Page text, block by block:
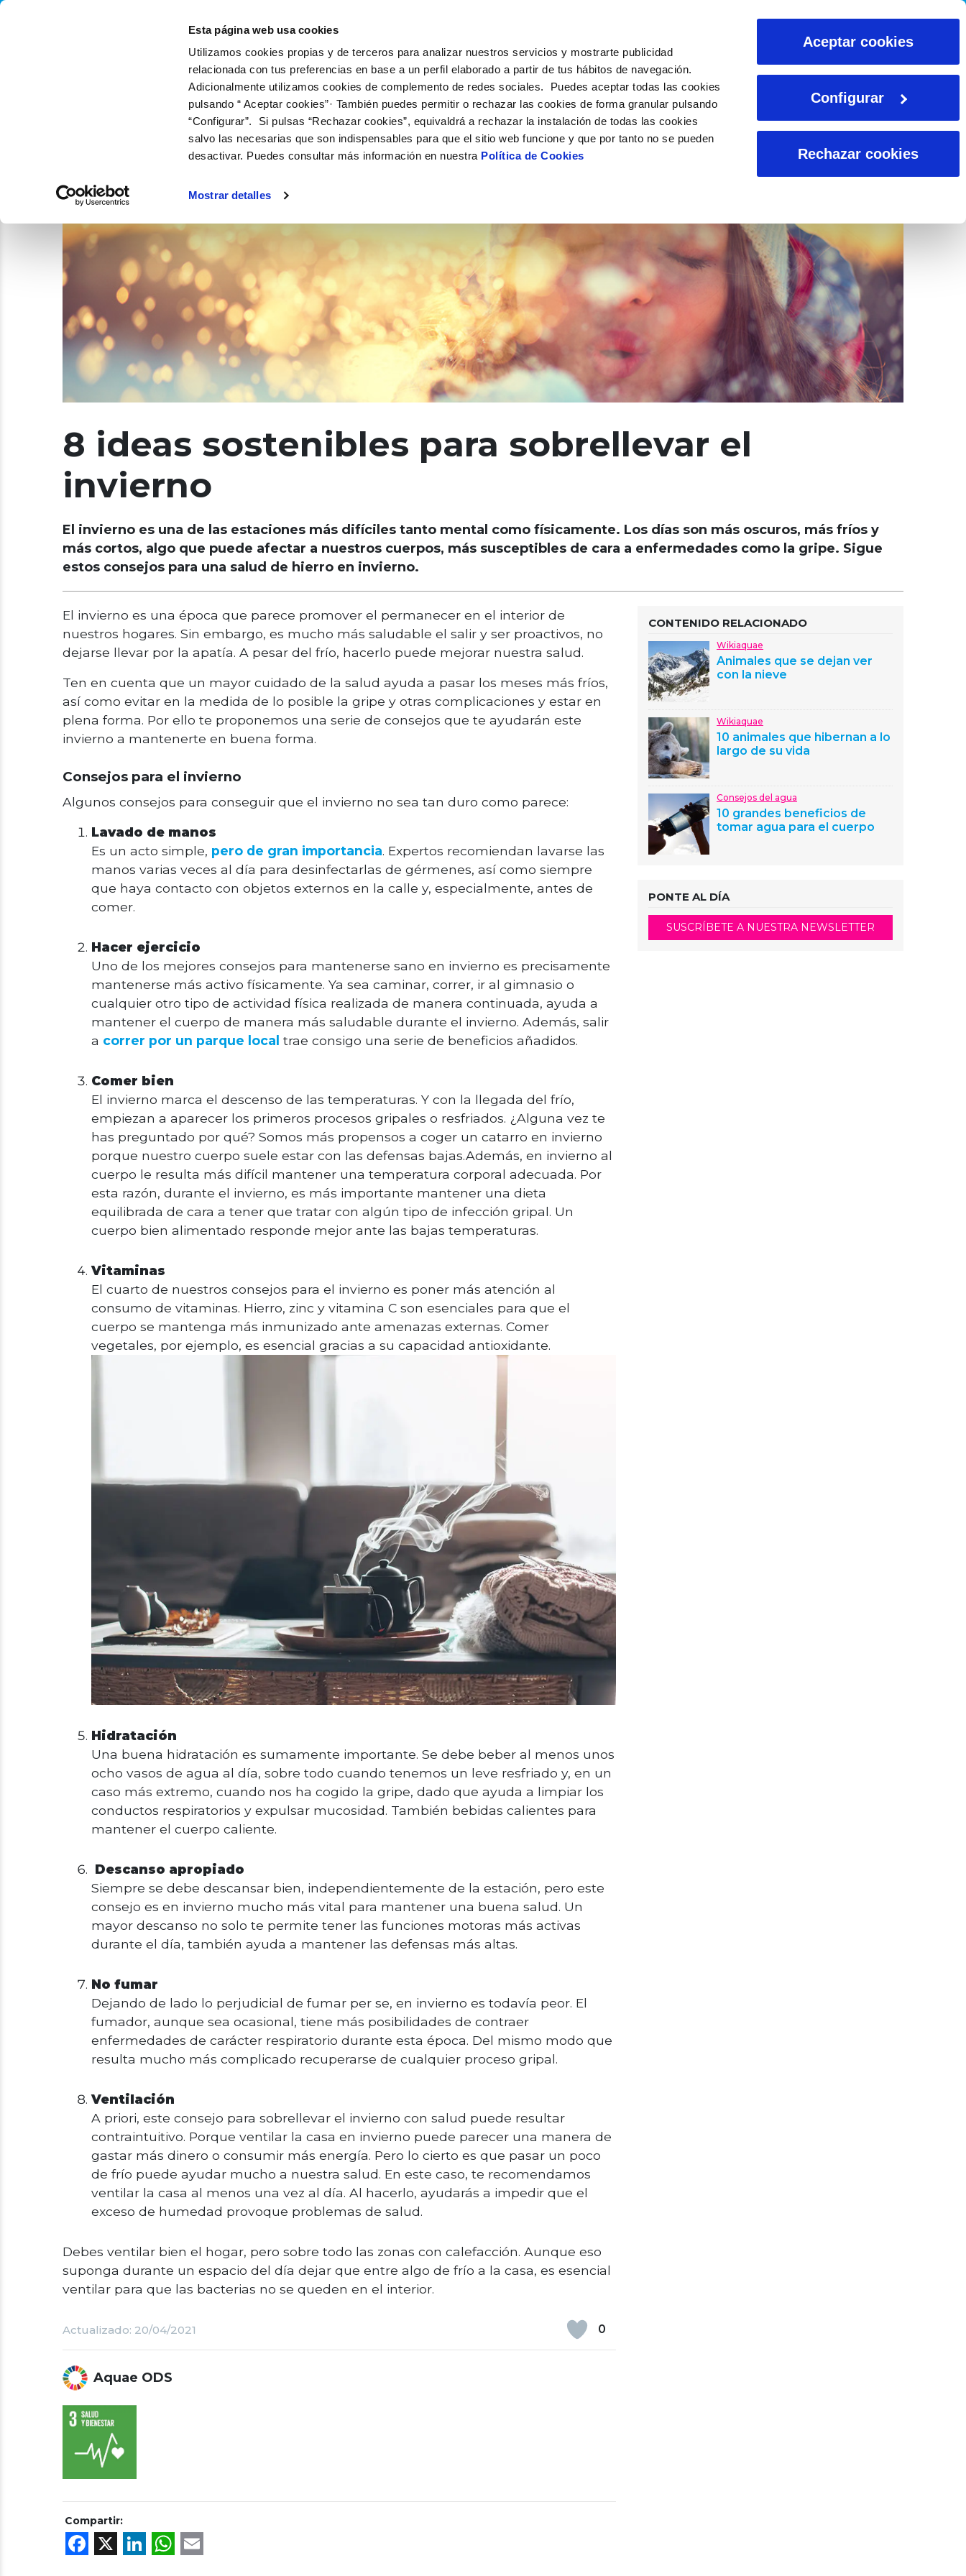
Esta página web usa cookies
Utilizamos cookies propias y de terceros para analizar nuestros servicios y mostrarte publicidad
relacionada con tus preferencias en base a un perfil elaborado a partir de tus hábitos de navegación.
Adicionalmente utilizamos cookies de complemento de redes sociales. Puedes aceptar todas las cookies
pulsando “ Aceptar cookies”· También puedes permitir o rechazar las cookies de forma granular pulsando
“Configurar”. Si pulsas “Rechazar cookies”, equivaldrá a rechazar la instalación de todas las cookies
salvo las necesarias que son indispensables para que el sitio web funcione y que por tanto no se pueden
desactivar. Puedes consultar más información en nuestra Política de Cookies
Mostrar detalles
Aceptar cookies
Configurar
Rechazar cookies
QUIÉNES SOMOS QUÉ HACEMOS
8 ideas sostenibles para sobrellevar el
invierno
El invierno es una de las estaciones más difíciles tanto mental como físicamente. Los días son más oscuros, más fríos y
más cortos, algo que puede afectar a nuestros cuerpos, más susceptibles de cara a enfermedades como la gripe. Sigue
estos consejos para una salud de hierro en invierno.
El invierno es una época que parece promover el permanecer en el interior de
nuestros hogares. Sin embargo, es mucho más saludable el salir y ser proactivos, no
dejarse llevar por la apatía. A pesar del frío, hacerlo puede mejorar nuestra salud.
Ten en cuenta que un mayor cuidado de la salud ayuda a pasar los meses más fríos,
así como evitar en la medida de lo posible la gripe y otras complicaciones y estar en
plena forma. Por ello te proponemos una serie de consejos que te ayudarán este
invierno a mantenerte en buena forma.
Consejos para el invierno
Algunos consejos para conseguir que el invierno no sea tan duro como parece:
Lavado de manos
Es un acto simple, pero de gran importancia. Expertos recomiendan lavarse las
manos varias veces al día para desinfectarlas de gérmenes, así como siempre
que haya contacto con objetos externos en la calle y, especialmente, antes de
comer.
Hacer ejercicio
Uno de los mejores consejos para mantenerse sano en invierno es precisamente
mantenerse más activo físicamente. Ya sea caminar, correr, ir al gimnasio o
cualquier otro tipo de actividad física realizada de manera continuada, ayuda a
mantener el cuerpo de manera más saludable durante el invierno. Además, salir
a correr por un parque local trae consigo una serie de beneficios añadidos.
Comer bien
El invierno marca el descenso de las temperaturas. Y con la llegada del frío,
empiezan a aparecer los primeros procesos gripales o resfriados. ¿Alguna vez te
has preguntado por qué? Somos más propensos a coger un catarro en invierno
porque nuestro cuerpo suele estar con las defensas bajas.Además, en invierno al
cuerpo le resulta más difícil mantener una temperatura corporal adecuada. Por
esta razón, durante el invierno, es más importante mantener una dieta
equilibrada de cara a tener que tratar con algún tipo de infección gripal. Un
cuerpo bien alimentado responde mejor ante las bajas temperaturas.
Vitaminas
El cuarto de nuestros consejos para el invierno es poner más atención al
consumo de vitaminas. Hierro, zinc y vitamina C son esenciales para que el
cuerpo se mantenga más inmunizado ante amenazas externas. Comer
vegetales, por ejemplo, es esencial gracias a su capacidad antioxidante.
Hidratación
Una buena hidratación es sumamente importante. Se debe beber al menos unos
ocho vasos de agua al día, sobre todo cuando tenemos un leve resfriado y, en un
caso más extremo, cuando nos ha cogido la gripe, dado que ayuda a limpiar los
conductos respiratorios y expulsar mucosidad. También bebidas calientes para
mantener el cuerpo caliente.
Descanso apropiado
Siempre se debe descansar bien, independientemente de la estación, pero este
consejo es en invierno mucho más vital para mantener una buena salud. Un
mayor descanso no solo te permite tener las funciones motoras más activas
durante el día, también ayuda a mantener las defensas más altas.
No fumar
Dejando de lado lo perjudicial de fumar per se, en invierno es todavía peor. El
fumador, aunque sea ocasional, tiene más posibilidades de contraer
enfermedades de carácter respiratorio durante esta época. Del mismo modo que
resulta mucho más complicado recuperarse de cualquier proceso gripal.
Ventilación
A priori, este consejo para sobrellevar el invierno con salud puede resultar
contraintuitivo. Porque ventilar la casa en invierno puede parecer una manera de
gastar más dinero o consumir más energía. Pero lo cierto es que pasar un poco
de frío puede ayudar mucho a nuestra salud. En este caso, te recomendamos
ventilar la casa al menos una vez al día. Al hacerlo, ayudarás a impedir que el
exceso de humedad provoque problemas de salud.
Debes ventilar bien el hogar, pero sobre todo las zonas con calefacción. Aunque eso
suponga durante un espacio del día dejar que entre algo de frío a la casa, es esencial
ventilar para que las bacterias no se queden en el interior.
0
Actualizado: 20/04/2021
Aquae ODS
Compartir:
Facebook
X LinkedIn
WhatsApp
CONTENIDO RELACIONADO
Wikiaquae
Animales que se dejan ver
con la nieve
Wikiaquae
10 animales que hibernan a lo
largo de su vida
Consejos del agua
10 grandes beneficios de
tomar agua para el cuerpo
PONTE AL DÍA
SUSCRÍBETE A NUESTRA NEWSLETTER